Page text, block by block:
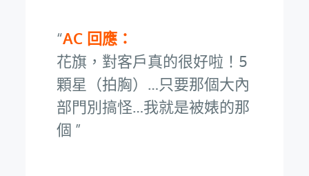
AC 回應：
花旗，對客戶真的很好啦！5
顆星（拍胸）…只要那個大內
部門別搞怪…我就是被婊的那
個